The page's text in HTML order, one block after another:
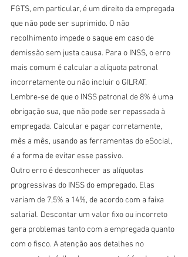
FGTS, em particular, é um direito da empregada
que não pode ser suprimido. O não
recolhimento impede o saque em caso de
demissão sem justa causa. Para o INSS, o erro
mais comum é calcular a alíquota patronal
incorretamente ou não incluir o GILRAT.
Lembre-se de que o INSS patronal de 8% é uma
obrigação sua, que não pode ser repassada à
empregada. Calcular e pagar corretamente,
mês a mês, usando as ferramentas do eSocial,
é a forma de evitar esse passivo.
Outro erro é desconhecer as alíquotas
progressivas do INSS do empregado. Elas
variam de 7,5% a 14%, de acordo com a faixa
salarial. Descontar um valor fixo ou incorreto
gera problemas tanto com a empregada quanto
com o fisco. A atenção aos detalhes no